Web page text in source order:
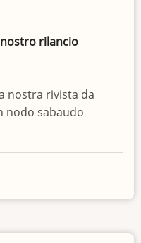
nostro rilancio
nostra rivista da
nodo sabaudo